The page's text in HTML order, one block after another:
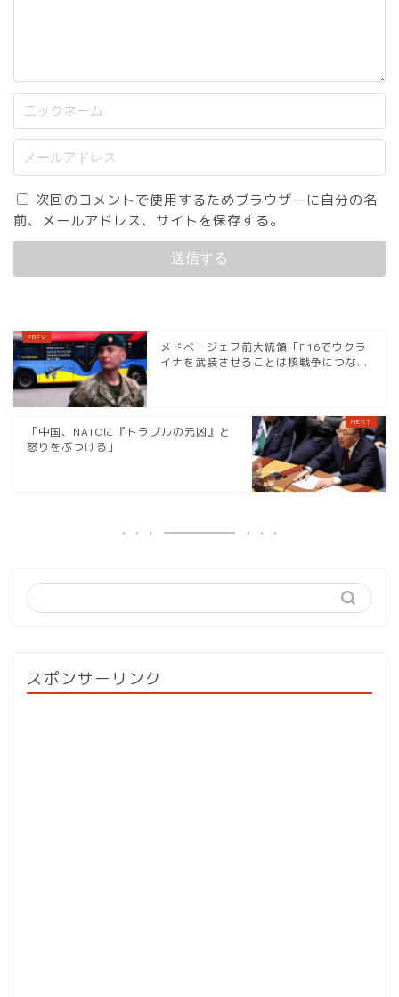
次回のコメントで使用するためブラウザーに自分の名
前、メールアドレス、サイトを保存する。
メドベージェフ前大統領「F16でウクラ
イナを武装させることは核戦争につな...
「中国、NATOに『トラブルの元凶』と
怒りをぶつける」
スポンサーリンク